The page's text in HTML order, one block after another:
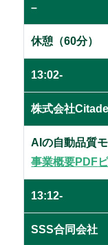
–
休憩（60分）
13:02-
株式会社
AIの自動品質
事業概要PDF
13:12-
SSS合同会社